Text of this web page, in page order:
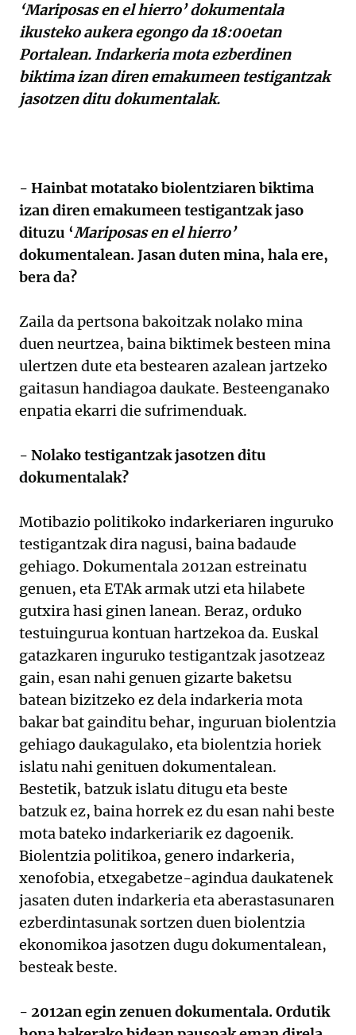
‘Mariposas en el hierro’ dokumentala
ikusteko aukera egongo da 18:00etan
Portalean. Indarkeria mota ezberdinen
biktima izan diren emakumeen testigantzak
jasotzen ditu dokumentalak.
- Hainbat motatako biolentziaren biktima
izan diren emakumeen testigantzak jaso
dituzu ‘Mariposas en el hierro’
dokumentalean. Jasan duten mina, hala ere,
bera da?
Zaila da pertsona bakoitzak nolako mina
duen neurtzea, baina biktimek besteen mina
ulertzen dute eta bestearen azalean jartzeko
gaitasun handiagoa daukate. Besteenganako
enpatia ekarri die sufrimenduak.
- Nolako testigantzak jasotzen ditu
dokumentalak?
Motibazio politikoko indarkeriaren inguruko
testigantzak dira nagusi, baina badaude
gehiago. Dokumentala 2012an estreinatu
genuen, eta ETAk armak utzi eta hilabete
gutxira hasi ginen lanean. Beraz, orduko
testuingurua kontuan hartzekoa da. Euskal
gatazkaren inguruko testigantzak jasotzeaz
gain, esan nahi genuen gizarte baketsu
batean bizitzeko ez dela indarkeria mota
bakar bat gainditu behar, inguruan biolentzia
gehiago daukagulako, eta biolentzia horiek
islatu nahi genituen dokumentalean.
Bestetik, batzuk islatu ditugu eta beste
batzuk ez, baina horrek ez du esan nahi beste
mota bateko indarkeriarik ez dagoenik.
Biolentzia politikoa, genero indarkeria,
xenofobia, etxegabetze-agindua daukatenek
jasaten duten indarkeria eta aberastasunaren
ezberdintasunak sortzen duen biolentzia
ekonomikoa jasotzen dugu dokumentalean,
besteak beste.
- 2012an egin zenuen dokumentala. Ordutik